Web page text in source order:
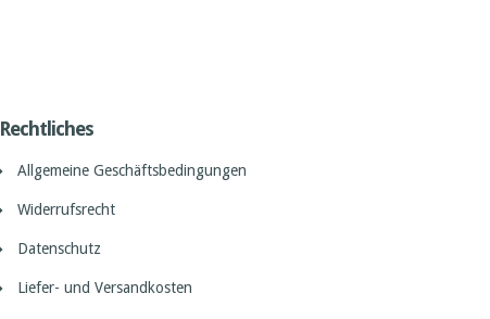
Rechtliches
Allgemeine Geschäftsbedingungen
Widerrufsrecht
Datenschutz
Liefer- und Versandkosten